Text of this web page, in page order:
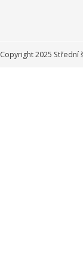
Copyright 2025 Střední